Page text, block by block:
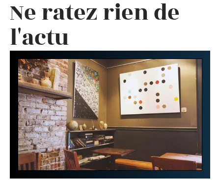
Ne ratez rien de
l'actu